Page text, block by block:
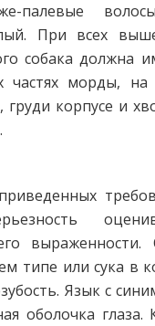
палевые
При всех
собака должна
морды, на
корпусе и
выраженности.
типе или сука в
Язык с
оболочка глаза.